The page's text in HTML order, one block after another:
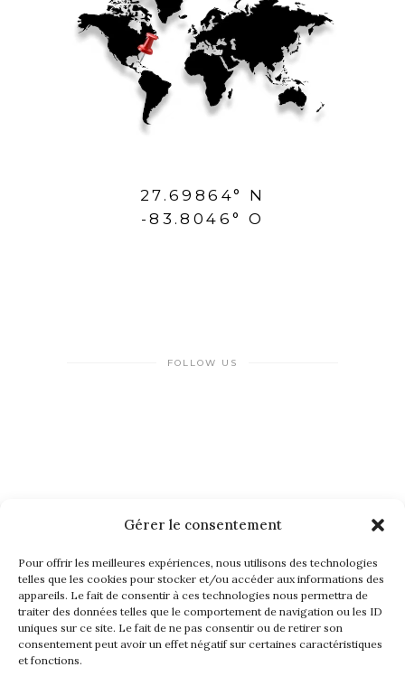
Gérer le consentement
Pour offrir les meilleures expériences, nous utilisons des technologies
telles que les cookies pour stocker et/ou accéder aux informations des
appareils. Le fait de consentir à ces technologies nous permettra de
traiter des données telles que le comportement de navigation ou les ID
uniques sur ce site. Le fait de ne pas consentir ou de retirer son
consentement peut avoir un effet négatif sur certaines caractéristiques
et fonctions.
27.69864° N
-83.8046° O
FOLLOW US